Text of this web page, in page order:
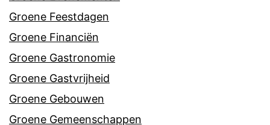
Groene Feestdagen
Groene Financiën
Groene Gastronomie
Groene Gastvrijheid
Groene Gebouwen
Groene Gemeenschappen